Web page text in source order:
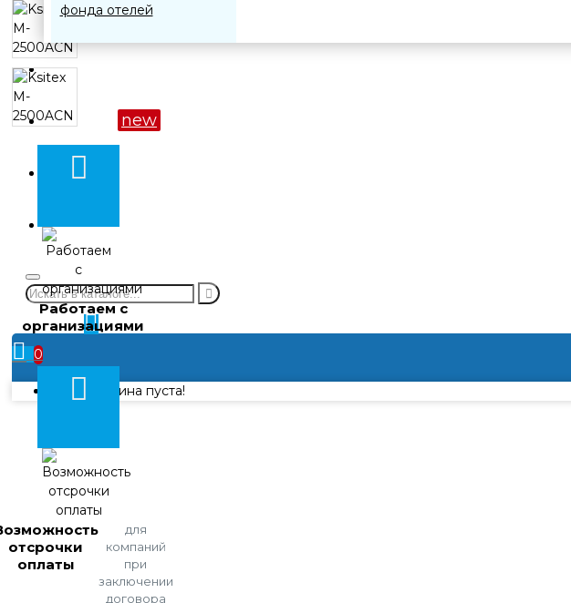
фонда отелей
О компании
Акции new
Оплата и доставка
Контакты
Личный
кабинет
0
Ваша корзина пуста!
Работаем с
организациями
отсрочки
оплаты
для
компаний
при
заключении
договора